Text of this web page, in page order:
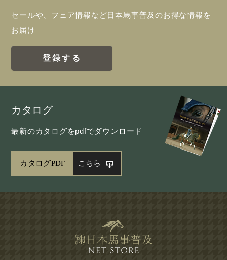
セールや、フェア情報など日本馬事普及のお得な情報を
お届け
登録する
カタログ
最新のカタログをpdfでダウンロード
カタログPDF こちら